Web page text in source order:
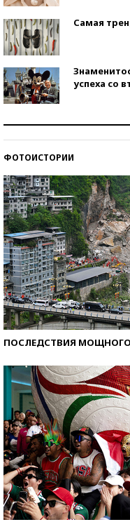
Самая
успеха со
ФОТОИСТОРИИ
ПОСЛЕДСТВИЯ